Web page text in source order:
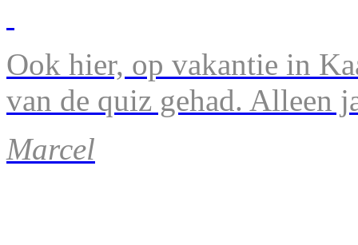
Ook hier, op vakantie in
van de quiz gehad. Alleen
Marcel